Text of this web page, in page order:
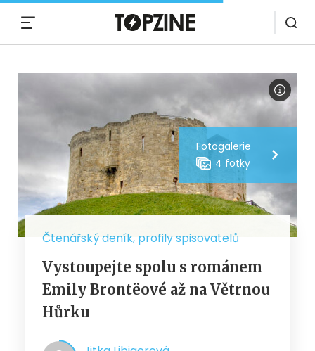
Fotogalerie
4 fotky
Čtenářský deník, profily spisovatelů
Vystoupejte spolu s románem
Emily Brontëové až na Větrnou
Hůrku